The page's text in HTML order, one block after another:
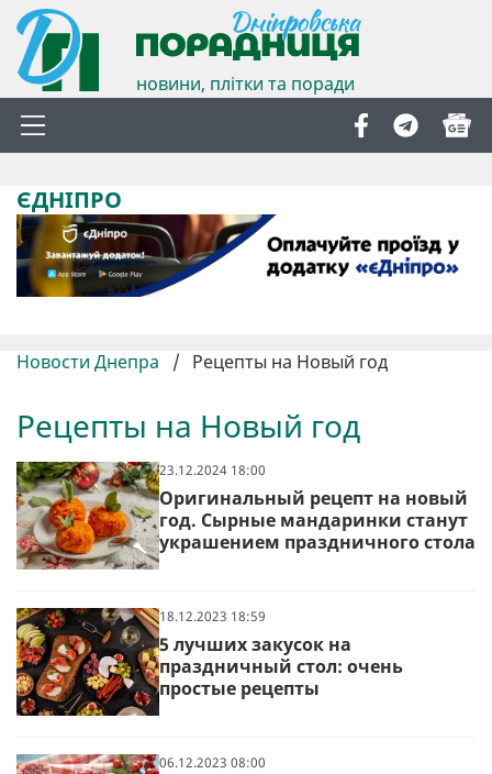
новини, плітки та поради
ЄДНІПРО
Новости Днепра / Рецепты на Новый год
Рецепты на Новый год
23.12.2024 18:00
Оригинальный рецепт на новый
год. Сырные мандаринки станут
украшением праздничного стола
18.12.2023 18:59
5 лучших закусок на
праздничный стол: очень
простые рецепты
06.12.2023 08:00